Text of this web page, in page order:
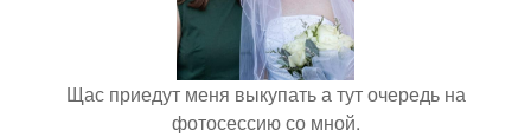
Щас приедут меня выкупать а тут очередь на
фотосессию со мной.